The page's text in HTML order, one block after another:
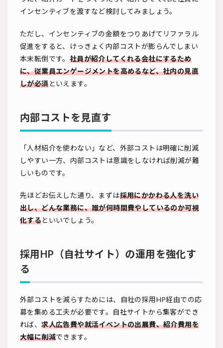
インセンティブを渡すなど検討してみましょう。
ただし、インセンティブの金額をつりあげてリファラル
促進をすると、けっきょく内部コストが膨らんでしまい
本末転倒です。 社員が紹介してくれる会社にするため
に、従業員エンゲージメントを高めるなど、社内の見直
しが必須といえます。
内部コストを見直す
「人材紹介を使わない」など、外部コストは明確に削減
しやすい一方、内部コストは意識をしなければ削減が難
しいものです。
先ほどお伝えした通り、まずは採用にかかわる人を洗い
出し、どんな業務に、誰が何時間費やしているのか可視
化するといいでしょう。
採用HP（自社サイト）の運用を強化す
る
外部コストを減らすためには、自社の採用HP経由での応
募を集める工夫が必要です。自社サイトから集客ができ
れば、求人広告費や就活イベントの出展費、紹介費用を
大幅に削減できます。